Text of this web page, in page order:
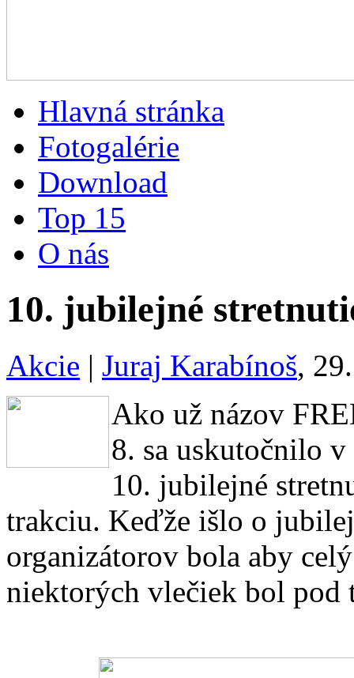
Hlavná stránka
Fotogalérie
Download
Top 15
O nás
10. jubilejné
Akcie | Juraj Karabínoš,
Ako už názov
8. sa uskutočnilo
10. jubilejné
trakciu. Keďže išlo o
organizátorov bola aby
niektorých vlečiek bol